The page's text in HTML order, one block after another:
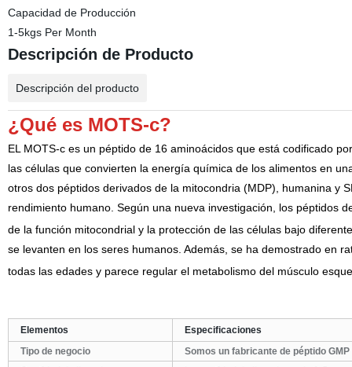
Capacidad de Producción
1-5kgs Per Month
Descripción de Producto
Descripción del producto
¿Qué es MOTS-c?
EL MOTS-c es un péptido de 16 aminoácidos que está codificado
las células que convierten la energía química de los alimentos en
otros dos péptidos derivados de la mitocondria (MDP), humanina y
rendimiento humano. Según una nueva investigación, los péptidos
de la función mitocondrial y la protección de las células bajo
se levanten en los seres humanos. Además, se ha demostrado en
todas las edades y parece regular el metabolismo del músculo
Elementos
Especificaciones
Tipo de negocio
Somos un fabricante de péptido